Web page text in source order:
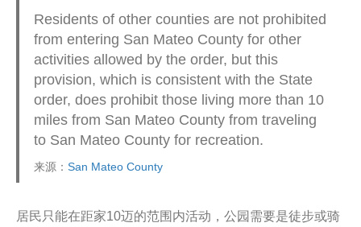
Residents of other counties are not prohibited
from entering San Mateo County for other
activities allowed by the order, but this
provision, which is consistent with the State
order, does prohibit those living more than 10
miles from San Mateo County from traveling
to San Mateo County for recreation.
来源： San Mateo County
居民只能在距家10迈的范围内活动，公园需要是徒步或骑